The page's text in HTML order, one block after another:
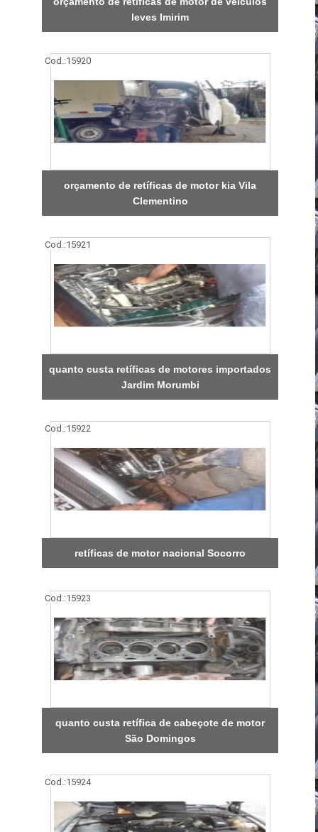
leves Imirim
Cod.:15920
orçamento de retíficas de motor kia Vila
Clementino
Cod.:15921
quanto custa retíficas de motores importados
Jardim Morumbi
Cod.:15922
retíficas de motor nacional Socorro
Cod.:15923
quanto custa retífica de cabeçote de motor
São Domingos
Cod.:15924